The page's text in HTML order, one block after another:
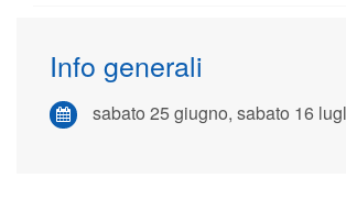
Info generali
sabato 25 giugno, sabato 16 luglio e sabato 3